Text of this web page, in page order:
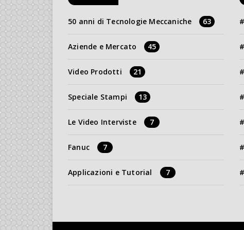
50 anni di Tecnologie Meccaniche 63
Aziende e Mercato 45
Video Prodotti 21
Speciale Stampi 13
Le Video Interviste 7
Fanuc 7
Applicazioni e Tutorial 7